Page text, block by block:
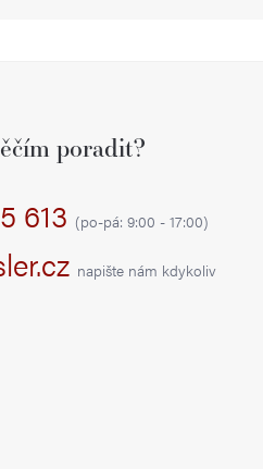
poradit?
613 (po-pá: 9:00 - 17:00)
napište nám kdykoliv